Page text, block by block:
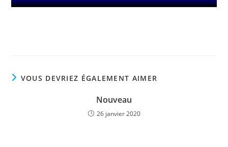
VOUS DEVRIEZ ÉGALEMENT AIMER
Nouveau
26 janvier 2020